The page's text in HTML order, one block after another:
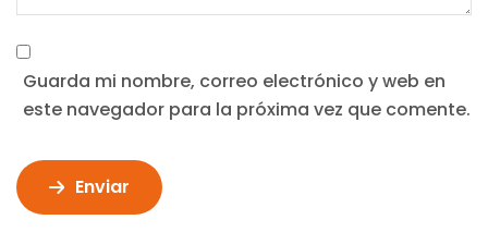
Guarda mi nombre, correo electrónico y web en
este navegador para la próxima vez que comente.
Enviar